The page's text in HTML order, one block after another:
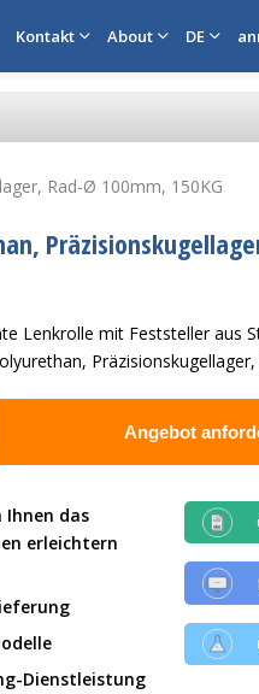
Kontakt About DE
Rad-Ø 100mm, 150KG
Lenkrolle mit Feststeller aus
Angebot
Ihnen das
erleichtern
Dienstleistung